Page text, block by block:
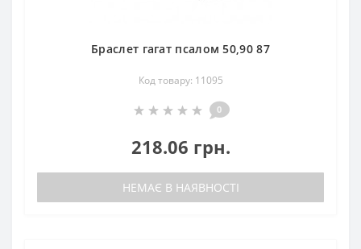
Браслет гагат псалом 50,90 87
Код товару: 11095
0
218.06 грн.
НЕМАЄ В НАЯВНОСТІ